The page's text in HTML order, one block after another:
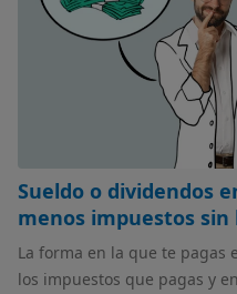
Sueldo o dividendos
menos impuestos sin
La forma en la que te pagas
los impuestos que pagas y